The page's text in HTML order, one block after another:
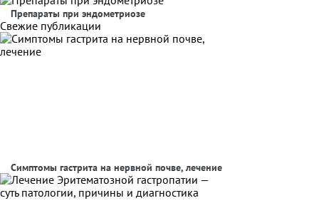
Препараты при эндометриозе
Свежие публикации
Симптомы гастрита на нервной почве, лечение